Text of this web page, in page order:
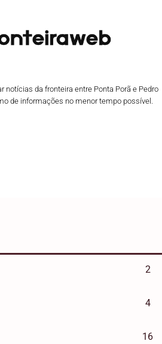
da fronteira entre Ponta Porã e Pedro
de informações no menor tempo possível.
2
4
16